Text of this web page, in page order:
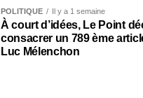
POLITIQUE Il y a 1 semaine
À court d’idées, Le Point
consacrer un 789 ème
Luc Mélenchon